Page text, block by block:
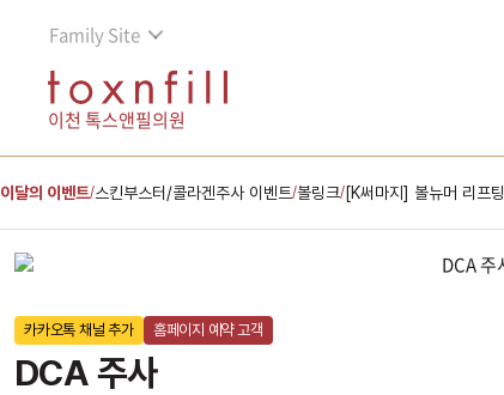
Family Site
이천 톡스앤필의원
이달의 이벤트/스킨부스터/콜라겐주사 이벤트/볼링크/ [K써마지] 볼뉴머 리프팅
카카오톡 채널 추가 홈페이지 예약 고객
DCA 주사